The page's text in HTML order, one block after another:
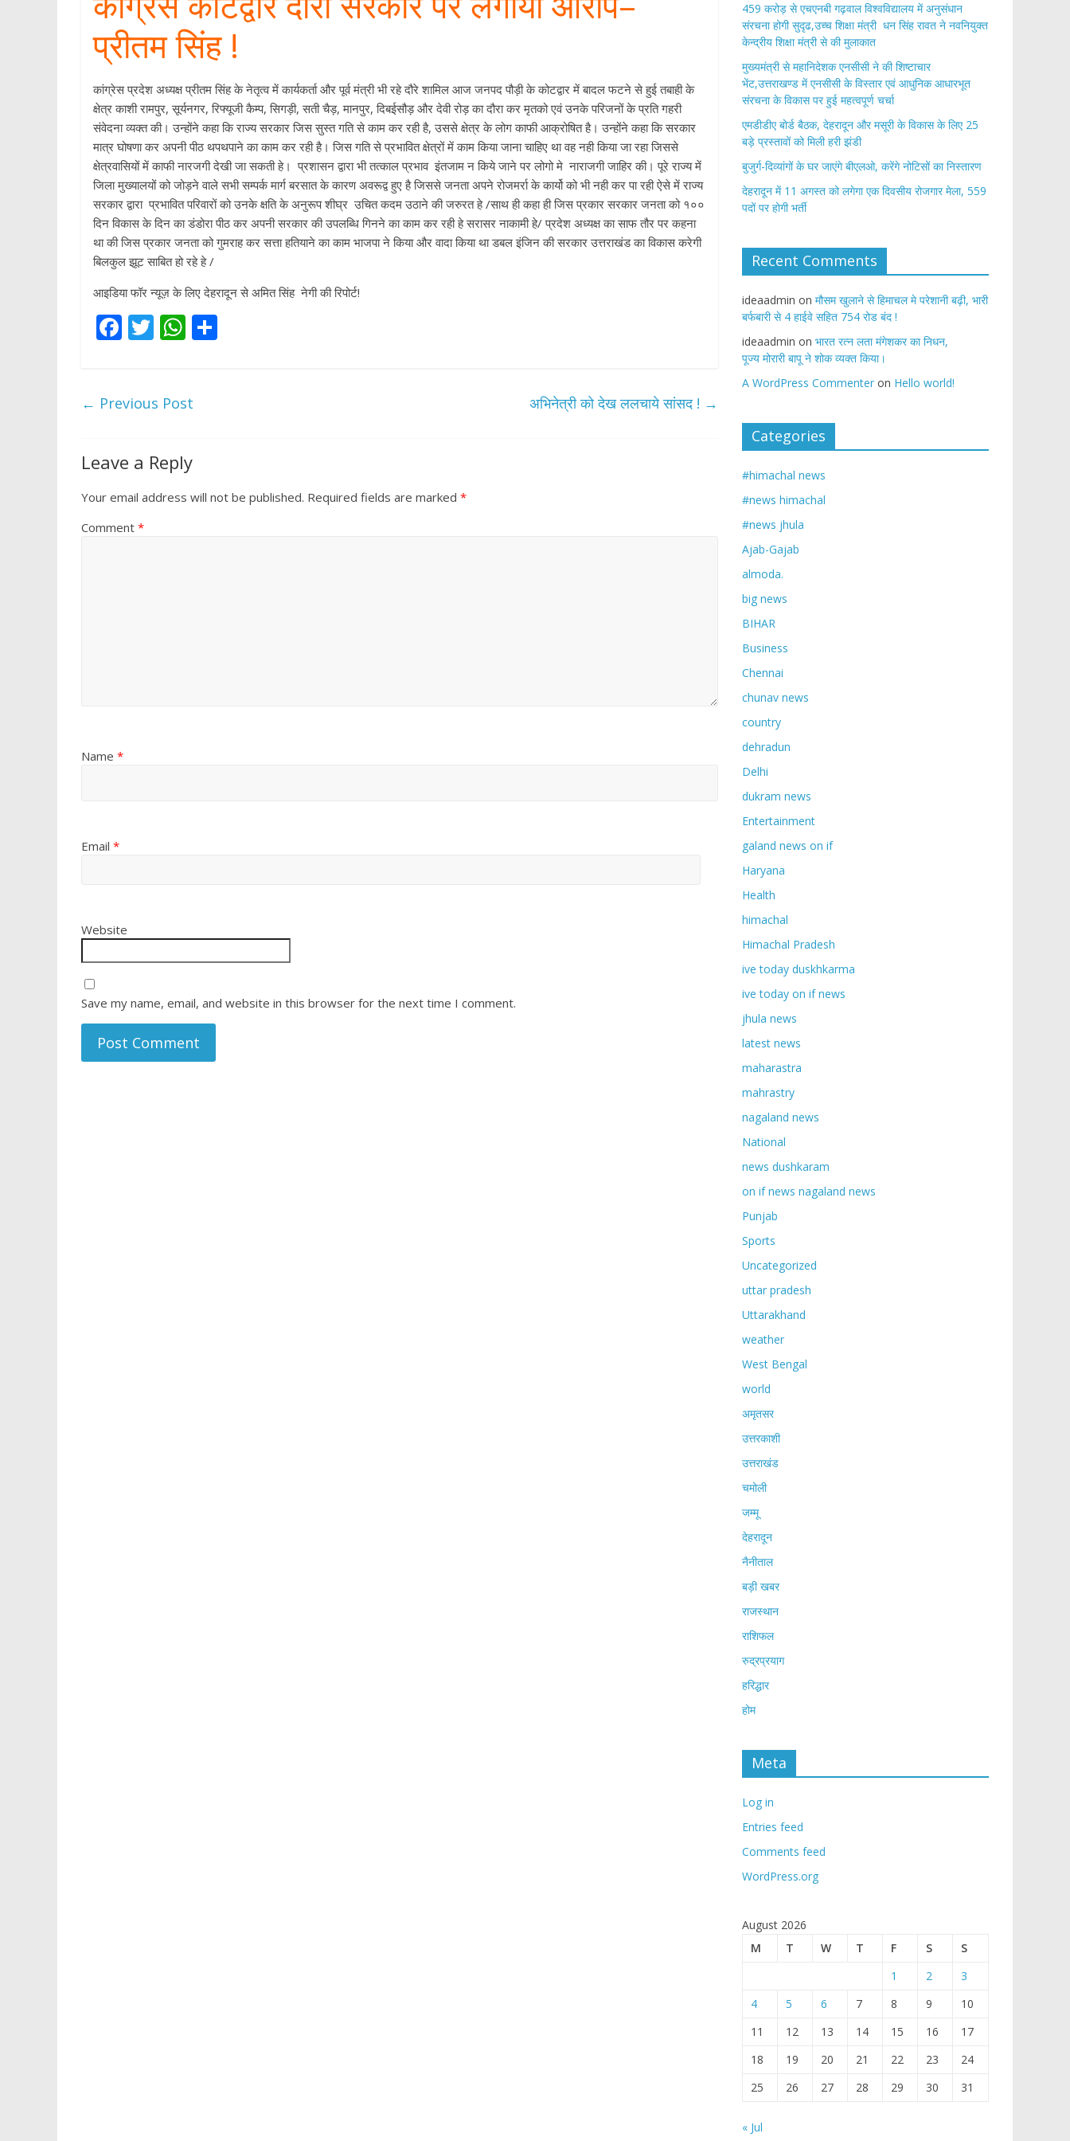
प्रीतम सिंह !
कांग्रेस प्रदेश अध्यक्ष प्रीतम सिंह के नेतृत्व में कार्यकर्ता और पूर्व मंत्री भी रहे दौरे शामिल आज जनपद पौड़ी के कोटद्वार में बादल फटने से हुई तबाही के
क्षेत्र काशी रामपुर, सूर्यनगर, रिफ्यूजी कैम्प, सिगड़ी, सती चैड़, मानपुर, दिबईसौड़ और देवी रोड़ का दौरा कर मृतको एवं उनके परिजनों के प्रति गहरी
संवेदना व्यक्त की। उन्होंने कहा कि राज्य सरकार जिस सुस्त गति से काम कर रही है, उससे क्षेत्र के लोग काफी आक्रोषित है। उन्होंने कहा कि सरकार
मात्र घोषणा कर अपनी पीठ थपथपाने का काम कर रही है। जिस गति से प्रभावित क्षेत्रों में काम किया जाना चाहिए था वह नही किया जा रहा जिससे
क्षेत्रवासियों में काफी नारजगी देखी जा सकती हे। प्रशासन द्वारा भी तत्काल प्रभाव इंतजाम न किये जाने पर लोगो मे नाराजगी जाहिर की। पूरे राज्य में
जिला मुख्यालयों को जोड़ने वाले सभी सम्पर्क मार्ग बरसात के कारण अवरूद्व हुए है जिससे जनता अपने रोजमर्रा के कार्यो को भी नही कर पा रही ऐसे में राज्य
सरकार द्वारा प्रभावित परिवारों को उनके क्षति के अनुरूप शीघ्र उचित कदम उठाने की जरुरत हे /साथ ही कहा ही जिस प्रकार सरकार जनता को १००
दिन विकास के दिन का डंडोरा पीठ कर अपनी सरकार की उपलब्धि गिनने का काम कर रही हे सरासर नाकामी हे/ प्रदेश अध्यक्ष का साफ तौर पर कहना
था की जिस प्रकार जनता को गुमराह कर सत्ता हतियाने का काम भाजपा ने किया और वादा किया था डबल इंजिन की सरकार उत्तराखंड का विकास करेगी
बिलकुल झूट साबित हो रहे हे /
आइडिया फॉर न्यूज़ के लिए देहरादून से अमित सिंह नेगी की रिपोर्ट!
F
b
o
k
T
er
W
s
p
p
← Previous Post अभिनेत्री को देख ललचाये सांसद ! →
Leave a Reply
Your email address will not be published. Required fields are marked *
Comment *
Name *
Email *
Website
Save my name, email, and website in this browser for the next time I comment.
459 करोड़ से एचएनबी गढ़वाल विश्वविद्यालय में अनुसंधान
संरचना होगी सुदृढ,उच्च शिक्षा मंत्री धन सिंह रावत ने नवनियुक्त
केन्द्रीय शिक्षा मंत्री से की मुलाकात
मुख्यमंत्री से महानिदेशक एनसीसी ने की शिष्टाचार
भेंट,उत्तराखण्ड में एनसीसी के विस्तार एवं आधुनिक आधारभूत
संरचना के विकास पर हुई महत्वपूर्ण चर्चा
एमडीडीए बोर्ड बैठक, देहरादून और मसूरी के विकास के लिए 25
बड़े प्रस्तावों को मिली हरी झंडी
बुजुर्ग-दिव्यांगों के घर जाएंगे बीएलओ, करेंगे नोटिसों का निस्तारण
​देहरादून में 11 अगस्त को लगेगा एक दिवसीय रोजगार मेला, 559
पदों पर होगी भर्ती
Recent Comments
ideaadmin on मौसम खुलाने से हिमाचल मे परेशानी बढ़ी, भारी
बर्फबारी से 4 हाईवे सहित 754 रोड बंद !
ideaadmin on भारत रत्न लता मंगेशकर का निधन,
पूज्य मोरारी बापू ने शोक व्यक्त किया।
A WordPress Commenter on Hello world!
Categories
#himachal news
#news himachal
#news jhula
Ajab-Gajab
almoda.
big news
BIHAR
Business
Chennai
chunav news
country
dehradun
Delhi
dukram news
Entertainment
galand news on if
Haryana
Health
himachal
Himachal Pradesh
ive today duskhkarma
ive today on if news
jhula news
latest news
maharastra
mahrastry
nagaland news
National
news dushkaram
on if news nagaland news
Punjab
Sports
Uncategorized
uttar pradesh
Uttarakhand
weather
West Bengal
world
अमृतसर
उत्तरकाशी
उत्तराखंड
चमोली
जम्मू
देहरादून
नैनीताल
बड़ी खबर
राजस्थान
राशिफल
रुद्रप्रयाग
हरिद्धार
होम
Meta
Log in
Entries feed
Comments feed
WordPress.org
August 2026
M
T W T F S
S
1
2
3
4
5 6 7 8 9
10
11
12 13 14 15 16
17
18
19 20 21 22 23
24
25
26 27 28 29 30 31
« Jul